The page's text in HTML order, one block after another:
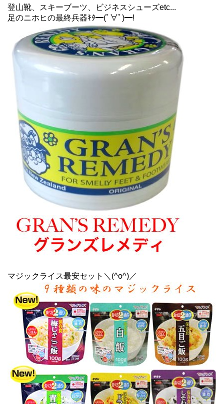
登山靴、スキーブーツ、ビジネスシューズetc...
足のニホヒの最終兵器ｷﾀ━(ﾟ∀ﾟ)━!
マジックライス最安セット＼(^o^)／